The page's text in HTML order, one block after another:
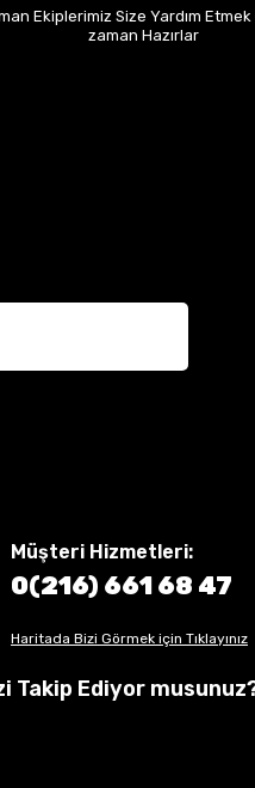
Ekiplerimiz Size Yardım
zaman Hazırlar
Müşteri Hizmetleri:
0(216) 661 68 47
Haritada Bizi Görmek için Tıklayınız
Takip Ediyor